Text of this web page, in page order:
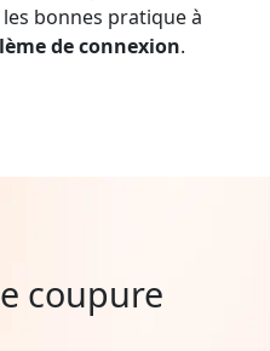
bonnes pratique à
de connexion.
coupure